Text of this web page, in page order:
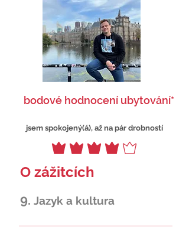
bodové hodnocení ubytování*
jsem spokojený(á), až na pár drobností
O zážitcích
9. Jazyk a kultura